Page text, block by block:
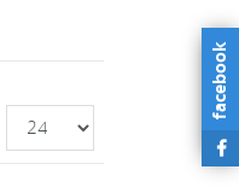
facebook